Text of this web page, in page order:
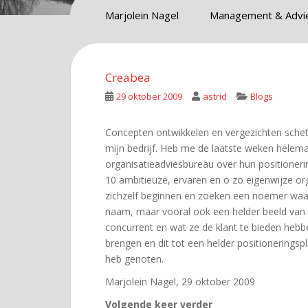
Marjolein Nagel Management &
Creabea
29 oktober 2009 astrid Blogs
Concepten ontwikkelen en vergezichten
mijn bedrijf. Heb me de laatste weken
organisatieadviesbureau over hun
10 ambitieuze, ervaren en o zo eigenwijze
zichzelf beginnen en zoeken een noemer
naam, maar vooral ook een helder beeld
concurrent en wat ze de klant te bieden
brengen en dit tot een helder
heb genoten.
Marjolein Nagel, 29 oktober 2009
Volgende keer verder